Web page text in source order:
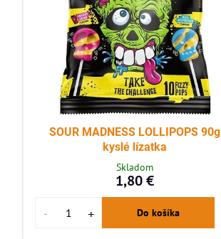
SOUR MADNESS LOLLIPOPS 90g
kyslé lízatka
Skladom
1,80 €
Do košíka